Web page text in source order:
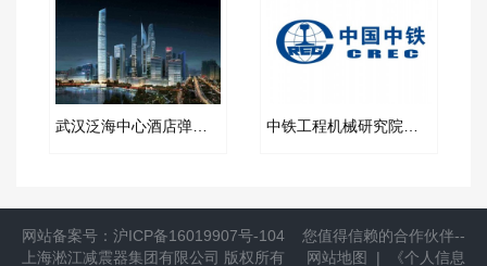
网站备案号： 沪ICP备16019907号-104
您值得信赖的合作伙伴--
上海淞江减震器集团有限公司 版权所有 网站地图 | 《个人信息